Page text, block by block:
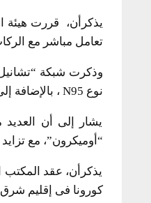
يذكرأن، قررت هيئة
تعامل مباشر مع
وذكرت شبكة “تشانيل
نوع N95 ، بالإضافة إلى واقي الوجه كما سيواجهون لبروتوكول فحص طبي أكثر تشددا.
يشار إلى أن
“أوميكرون”، مع
يذكرأن، عقد
كورونا فى إقليم